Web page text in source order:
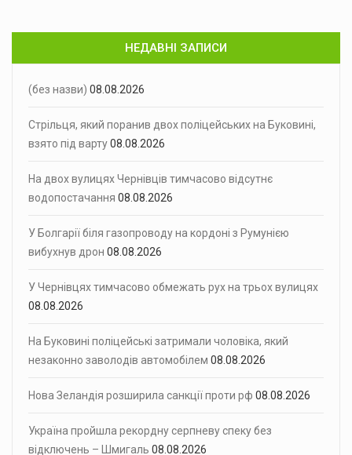
НЕДАВНІ ЗАПИСИ
(без назви) 08.08.2026
Стрільця, який поранив двох поліцейських на Буковині,
взято під варту08.08.2026
На двох вулицях Чернівців тимчасово відсутнє
водопостачання 08.08.2026
У Болгарії біля газопроводу на кордоні з Румунією
вибухнув дрон 08.08.2026
У Чернівцях тимчасово обмежать рух на трьох вулицях
08.08.2026
На Буковині поліцейські затримали чоловіка, який
незаконно заволодів автомобілем 08.08.2026
Нова Зеландія розширила санкції проти рф 08.08.2026
Україна пройшла рекордну серпневу спеку без
відключень – Шмигаль 08.08.2026